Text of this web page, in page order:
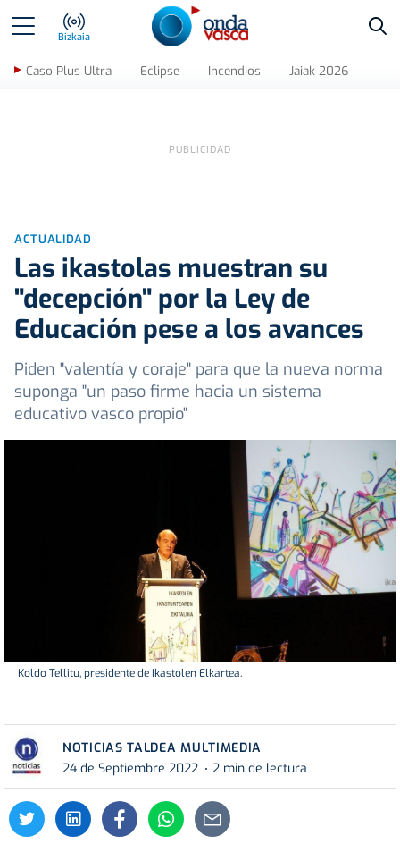
Bizkaia
Caso Plus Ultra Eclipse Incendios Jaiak 2026
ACTUALIDAD
Las ikastolas muestran su
"decepción" por la Ley de
Educación pese a los avances
Piden "valentía y coraje" para que la nueva norma
suponga "un paso firme hacia un sistema
educativo vasco propio"
Koldo Tellitu, presidente de Ikastolen Elkartea.
NOTICIAS TALDEA MULTIMEDIA
24 de Septiembre 2022
2 min de lectura